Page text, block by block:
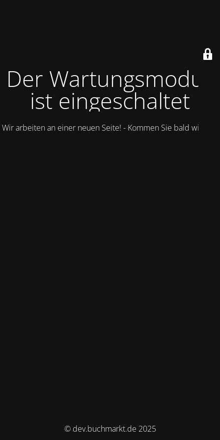
Der Wartungsmodus
ist eingeschaltet
Wir arbeiten an einer neuen Seite! - Kommen Sie bald wieder.
© dev.buchmarkt.de 2025